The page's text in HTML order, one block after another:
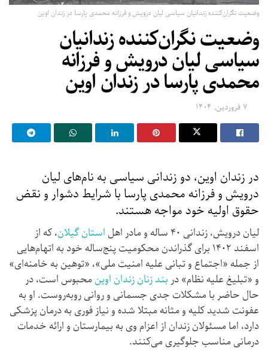
وضعیت نگران‌کننده زندانیان سیاسی لیان درویش و فرزانه محمدی پارسا در زندان اوین
وضعیت نگران‌کننده زندانیان
سیاسی لیان درویش و فرزانه
محمدی پارسا در زندان اوین
۷ فروردین, ۱۴۰۴
در زندان اوین، دو زندانی سیاسی به نام‌های لیان
درویش و فرزانه محمدی پارسا با شرایط دشوار و نقض
حقوق اولیه خود مواجه هستند.
لیان درویش، زندانی ۴۰ ساله و مادر اهل استان گیلان، که از
اسفند ۱۴۰۲ برای گذراندن محکومیت پنج‌ساله خود به اتهام‌هایی
از جمله «اجتماع و تبانی علیه امنیت ملی»، «توهین به خامنه‌ای»
و «تبلیغ علیه نظام» در بند زنان زندان اوینمحبوس است، در
حال حاضر با مشکلات جدی جسمانی و روانی روبه‌روست. او به
عفونت شدید کلیه و مثانه مبتلا شده و نیاز فوری به درمان پزشکی
دارد، اما مسئولان زندان از اعزام وی به بیمارستان و ارائه خدمات
درمانی مناسب جلوگیری می‌کنند.